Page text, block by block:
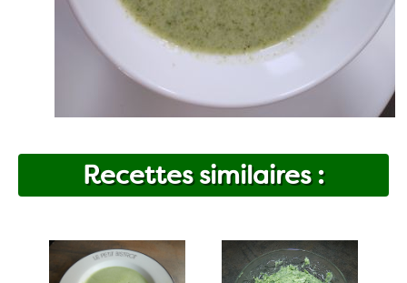
Recettes similaires :